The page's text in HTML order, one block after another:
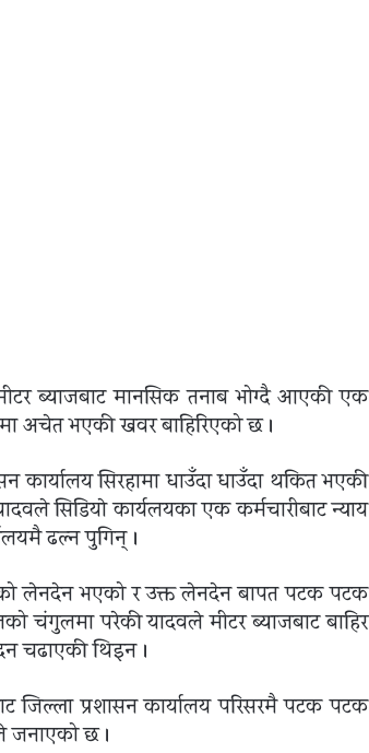
ब्याजबाट मानसिक तनाब भोग्दै आएकी एक
अचेत भएकी खवर बाहिरिएको छ ।
कार्यालय सिरहामा धाउँदा धाउँदा थकित भएकी
सिडियाे कार्यलयका एक कर्मचारीबाट न्याय
ढल्न पुगिन् ।
लेनदेन भएको र उक्त लेनदेन बापत पटक पटक
चंगुलमा परेकी यादवले मीटर ब्याजबाट बाहिर
चढाएकी थिइन ।
जिल्ला प्रशासन कार्यालय परिसरमै पटक पटक
जनाएको छ ।